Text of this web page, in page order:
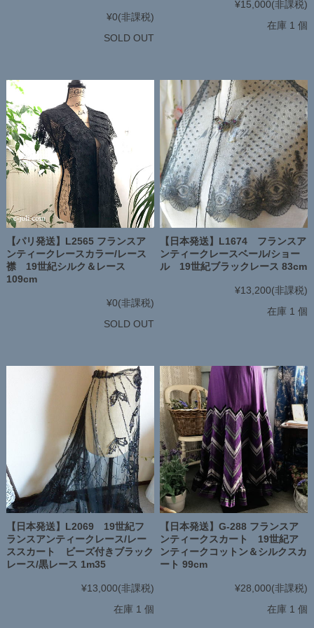
¥0(非課税)
SOLD OUT
¥15,000(非課税)
在庫 1 個
【パリ発送】L2565 フランスア
ンティークレースカラー/レース
襟 19世紀シルク＆レース
109cm
¥0(非課税)
SOLD OUT
【日本発送】L1674 フランスア
ンティークレースベール/ショー
ル 19世紀ブラックレース 83cm
¥13,200(非課税)
在庫 1 個
【日本発送】L2069 19世紀フ
ランスアンティークレース/レー
ススカート ビーズ付きブラック
レース/黒レース 1m35
¥13,000(非課税)
在庫 1 個
【日本発送】G-288 フランスア
ンティークスカート 19世紀ア
ンティークコットン＆シルクスカ
ート 99cm
¥28,000(非課税)
在庫 1 個